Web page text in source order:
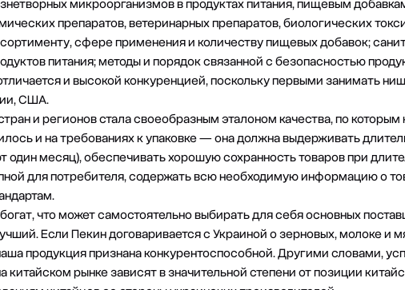
микроорганизмов в продуктах питания, пищевым
препаратов, ветеринарных препаратов, биологических
сфере применения и количеству пищевых добавок;
питания; методы и порядок связанной с безопасностью
и высокой конкуренцией, поскольку первыми занимать
США.
и регионов стала своеобразным эталоном качества, по
и на требованиях к упаковке — она должна выдерживать
один месяц), обеспечивать хорошую сохранность товаров при
для потребителя, содержать всю необходимую информацию о
что может самостоятельно выбирать для себя основных
Если Пекин договаривается с Украиной о зерновых, молоке и
продукция признана конкурентоспособной. Другими словами,
китайском рынке зависят в значительной степени от позиции